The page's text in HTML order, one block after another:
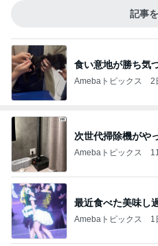
記事
食い意地が勝ち気
Amebaトピックス 2
次世代掃除機がや
Amebaトピックス
最近食べた美味し
Amebaトピックス 1